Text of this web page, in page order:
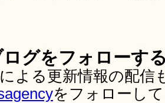
ログをフォローす
よる更新情報の配
をフォローし